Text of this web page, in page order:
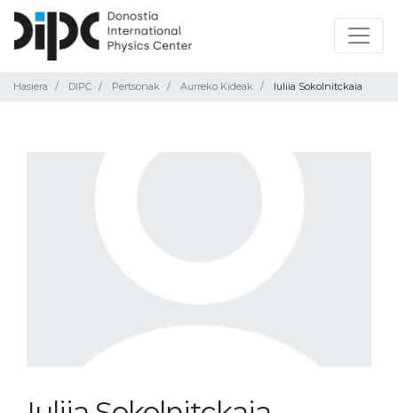
Hasiera DIPC Pertsonak Aurreko Kideak Iuliia Sokolnitckaia